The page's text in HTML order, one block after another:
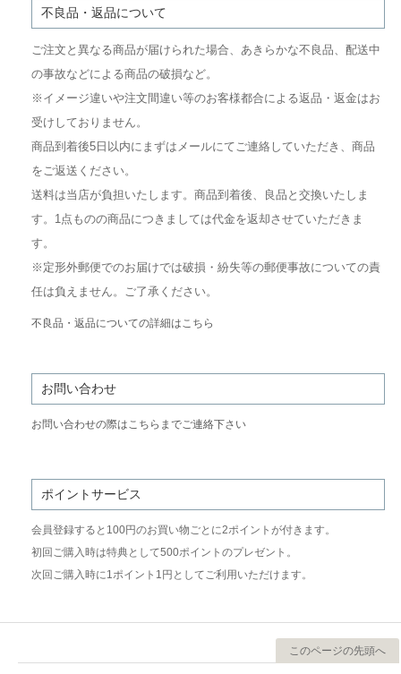
不良品・返品について
ご注文と異なる商品が届けられた場合、あきらかな不良品、配送中
の事故などによる商品の破損など。
※イメージ違いや注文間違い等のお客様都合による返品・返金はお
受けしておりません。
商品到着後5日以内にまずはメールにてご連絡していただき、商品
をご返送ください。
送料は当店が負担いたします。商品到着後、良品と交換いたしま
す。1点ものの商品につきましては代金を返却させていただきま
す。
※定形外郵便でのお届けでは破損・紛失等の郵便事故についての責
任は負えません。ご了承ください。
不良品・返品についての詳細はこちら
お問い合わせ
お問い合わせの際はこちらまでご連絡下さい
ポイントサービス
会員登録すると100円のお買い物ごとに2ポイントが付きます。
初回ご購入時は特典として500ポイントのプレゼント。
次回ご購入時に1ポイント1円としてご利用いただけます。
このページの先頭へ